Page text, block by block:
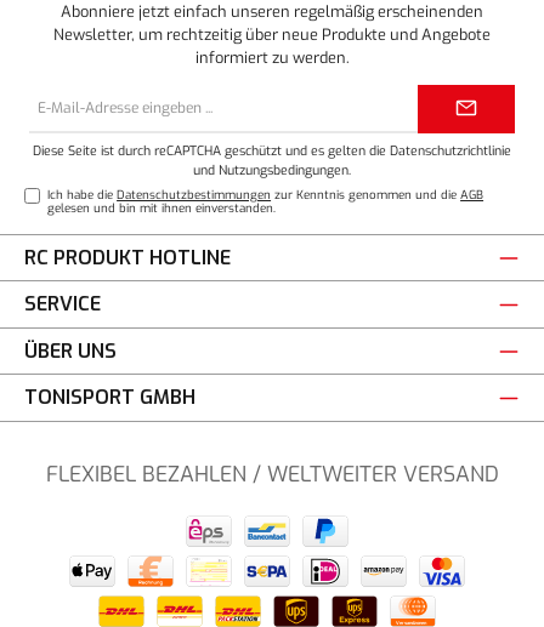
Abonniere jetzt einfach unseren regelmäßig erscheinenden
Newsletter, um rechtzeitig über neue Produkte und Angebote
informiert zu werden.
Diese Seite ist durch reCAPTCHA geschützt und es gelten die Datenschutzrichtlinie
und Nutzungsbedingungen.
Ich habe dieDatenschutzbestimmungen zur Kenntnis genommen und dieAGB
gelesen und bin mit ihnen einverstanden.
RC PRODUKT HOTLINE
SERVICE
ÜBER UNS
TONISPORT GMBH
FLEXIBEL BEZAHLEN / WELTWEITER VERSAND